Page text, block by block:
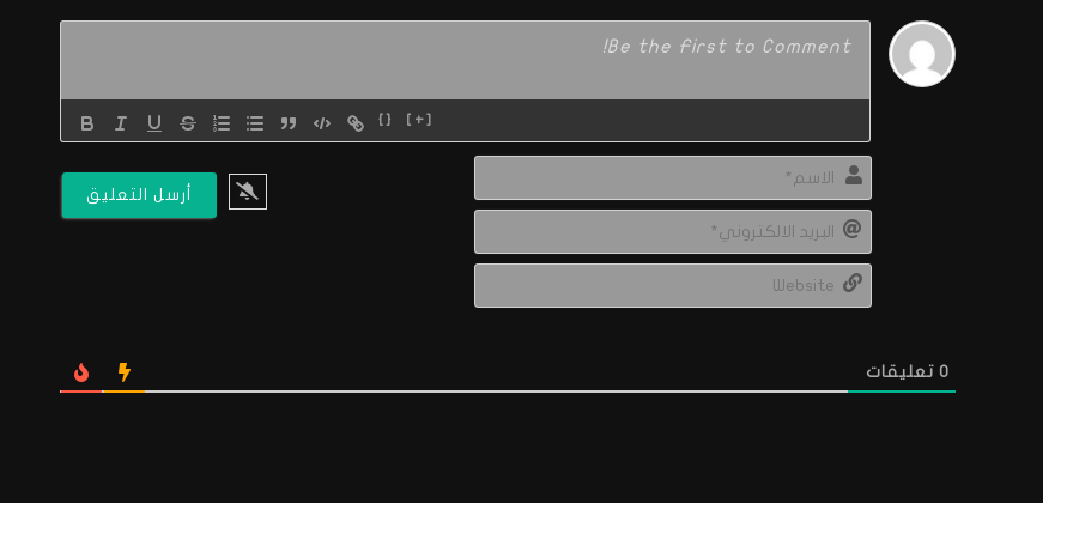
{} [+]
0 تعليقات